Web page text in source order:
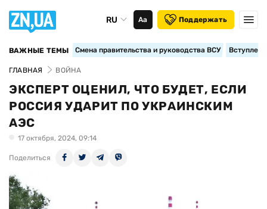
RU Аа Поддержать
ВАЖНЫЕ ТЕМЫ Смена правительства и руководства ВСУ
ГЛАВНАЯ ВОЙНА
ЭКСПЕРТ ОЦЕНИЛ, ЧТО БУДЕТ, ЕСЛИ
РОССИЯ УДАРИТ ПО УКРАИНСКИМ
АЭС
17 октября, 2024, 09:14
Поделиться